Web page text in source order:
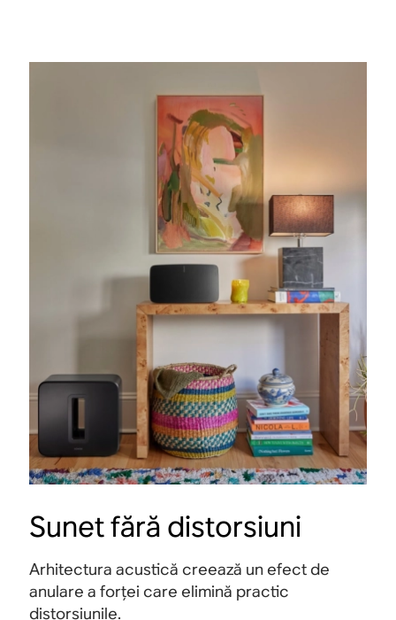
Sunet fără distorsiuni
Arhitectura acustică creează un efect de
anulare a forței care elimină practic
distorsiunile.